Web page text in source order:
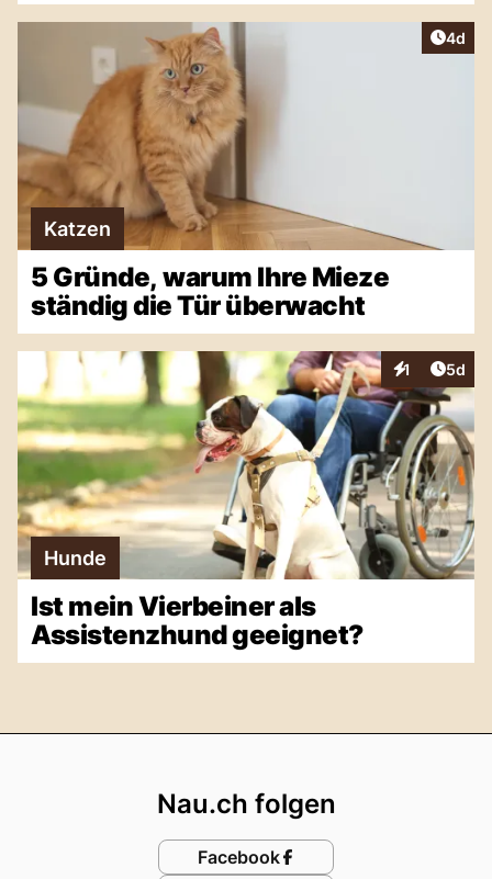
4d
Katzen
5 Gründe, warum Ihre Mieze
ständig die Tür überwacht
1
Interaktionen
5d
Hunde
Ist mein Vierbeiner als
Assistenzhund geeignet?
Nau.ch folgen
Facebook